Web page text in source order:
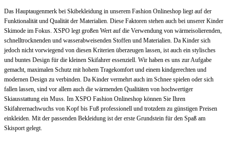
Das Hauptaugenmerk bei Skibekleidung in unserem Fashion Onlineshop liegt auf der
Funktionalität und Qualität der Materialien. Diese Faktoren stehen auch bei unserer Kinder
Skimode im Fokus. XSPO legt großen Wert auf die Verwendung von wärmeisolierenden,
schnelltrocknenden und wasserabweisenden Stoffen und Materialien. Da Kinder sich
jedoch nicht vorwiegend von diesen Kriterien überzeugen lassen, ist auch ein stylisches
und buntes Design für die kleinen Skifahrer essenziell. Wir haben es uns zur Aufgabe
gemacht, maximalen Schutz mit hohem Tragekomfort und einem kindgerechten und
modernen Design zu verbinden. Da Kinder vermehrt auch im Schnee spielen oder sich
fallen lassen, sind vor allem auch die wärmenden Qualitäten von hochwertiger
Skiausstattung ein Muss. Im XSPO Fashion Onlineshop können Sie Ihren
Skifahrernachwuchs von Kopf bis Fuß professionell und trotzdem zu günstigen Preisen
einkleiden. Mit der passenden Bekleidung ist der erste Grundstein für den Spaß am
Skisport gelegt.